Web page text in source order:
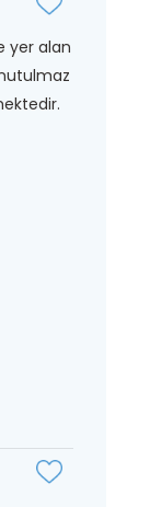
yer alan